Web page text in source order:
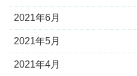
2021年6月
2021年5月
2021年4月